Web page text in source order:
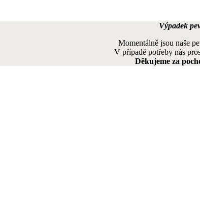
Výpadek
Momentálně jsou naše
V případě potřeby nás
Děkujeme za